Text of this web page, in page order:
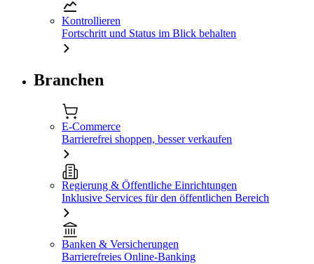
Kontrollieren
Fortschritt und Status im Blick behalten
Branchen
E-Commerce
Barrierefrei shoppen, besser verkaufen
Regierung & Öffentliche Einrichtungen
Inklusive Services für den öffentlichen Bereich
Banken & Versicherungen
Barrierefreies Online-Banking